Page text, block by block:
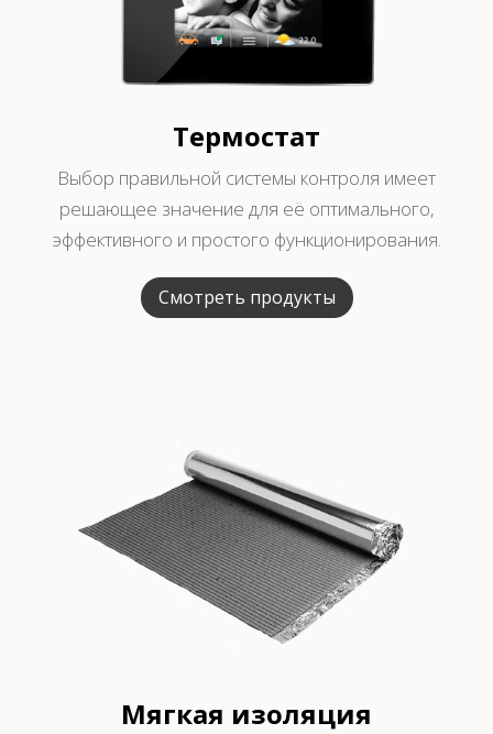
Термостат
Выбор правильной системы контроля имеет
решающее значение для её оптимального,
эффективного и простого функционирования.
Смотреть продукты
Мягкая изоляция